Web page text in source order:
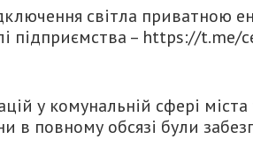
світла приватною
підприємства – https://t.me/
у комунальній сфері
в повному обсязі були